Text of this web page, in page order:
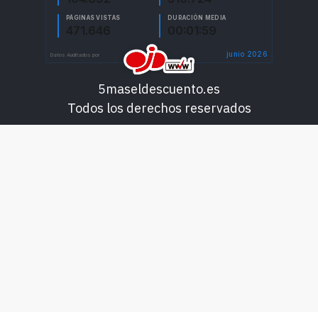
5maseldescuento.es
Todos los derechos reservados